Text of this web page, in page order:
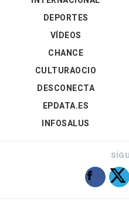
DEPORTES
VÍDEOS
CHANCE
CULTURAOCIO
DESCONECTA
EPDATA.ES
INFOSALUS